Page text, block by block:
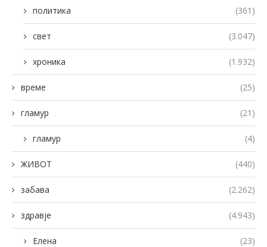
политика (361)
свет (3.047)
хроника (1.932)
време (25)
гламур (21)
гламур (4)
ЖИВОТ (440)
забава (2.262)
здравје (4.943)
Елена (23)